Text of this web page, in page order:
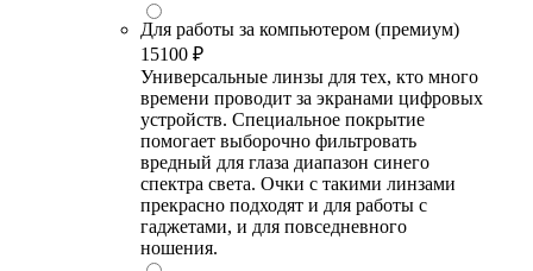
Для работы за компьютером (премиум)
15100 ₽
Универсальные линзы для тех, кто много
времени проводит за экранами цифровых
устройств. Специальное покрытие
помогает выборочно фильтровать
вредный для глаза диапазон синего
спектра света. Очки с такими линзами
прекрасно подходят и для работы с
гаджетами, и для повседневного
ношения.